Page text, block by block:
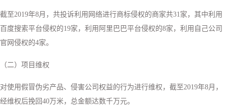
截至2019年8月，共投诉利用网络进行商标侵权的商家共31家，其中利用
百度搜索平台侵权的19家，利用阿里巴巴平台侵权的8家，利用自己公司
官网侵权的4家。
（二）项目维权
对使用假冒伪劣产品、侵害公司权益的行为进行维权，截至2019年8月，
经维权后挽回40万米，总金额达数千万元。